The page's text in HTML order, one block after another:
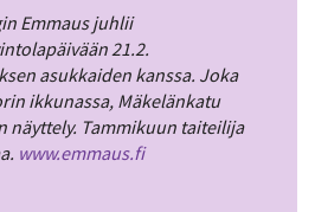
Emmaus juhlii
21.2.
asukkaiden kanssa. Joka
ikkunassa, Mäkelänkatu
näyttely. Tammikuun taiteilija
www.emmaus.fi